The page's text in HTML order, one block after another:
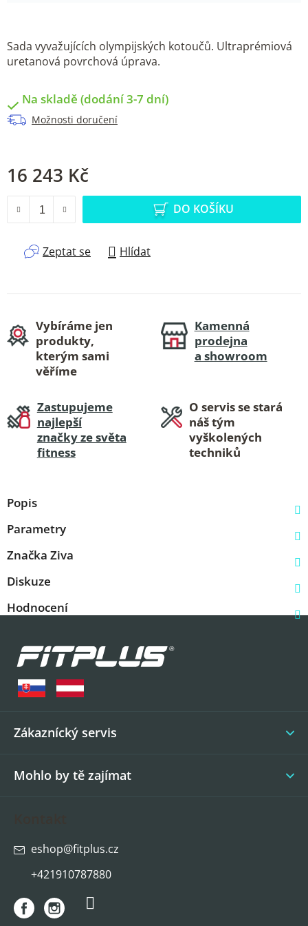
Sada vyvažujících olympijských kotoučů. Ultraprémiová
uretanová povrchová úprava.
Na skladě (dodání 3-7 dní)
Možnosti doručení
16 243 Kč
DO KOŠÍKU
Zeptat se Hlídat
Vybíráme jen
produkty,
kterým sami
věříme
Kamenná
prodejna
a showroom
Zastupujeme
najlepší
značky ze světa
fitness
O servis se stará
náš tým
vyškolených
techniků
Popis
Parametry
Značka Ziva
Diskuze
Hodnocení
Zákaznícký servis
Mohlo by tě zajímat
eshop@fitplus.cz
+421910787880